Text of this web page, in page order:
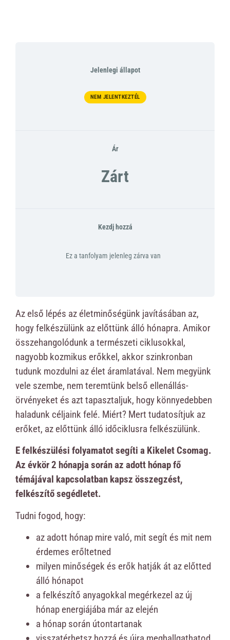
Jelenlegi állapot
NEM JELENTKEZTÉL
Ár
Zárt
Kezdj hozzá
Ez a tanfolyam jelenleg zárva van
Az első lépés az életminőségünk javításában az,
hogy felkészülünk az előttünk álló hónapra. Amikor
összehangolódunk a természeti ciklusokkal,
nagyobb kozmikus erőkkel, akkor szinkronban
tudunk mozdulni az élet áramlatával. Nem megyünk
vele szembe, nem teremtünk belső ellenállás-
örvényeket és azt tapasztaljuk, hogy könnyedebben
haladunk céljaink felé. Miért? Mert tudatosítjuk az
erőket, az előttünk álló időciklusra felkészülünk.
E felkészülési folyamatot segíti a Kikelet Csomag.
Az évkör 2 hónapja során az adott hónap fő
témájával kapcsolatban kapsz összegzést,
felkészítő segédletet.
Tudni fogod, hogy:
az adott hónap mire való, mit segít és mit nem
érdemes erőltetned
milyen minőségek és erők hatják át az előtted
álló hónapot
a felkészítő anyagokkal megérkezel az új
hónap energiájába már az elején
a hónap során útontartanak